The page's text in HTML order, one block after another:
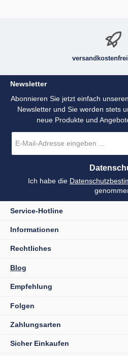
Newsletter
Abonnieren Sie jetzt einfach
Newsletter und Sie werden stets
neue Produkte und
Mail-
*
Ich habe die
Service-Hotline
Informationen
Rechtliches
Blog
Empfehlung
Folgen
Zahlungsarten
Sicher Einkaufen